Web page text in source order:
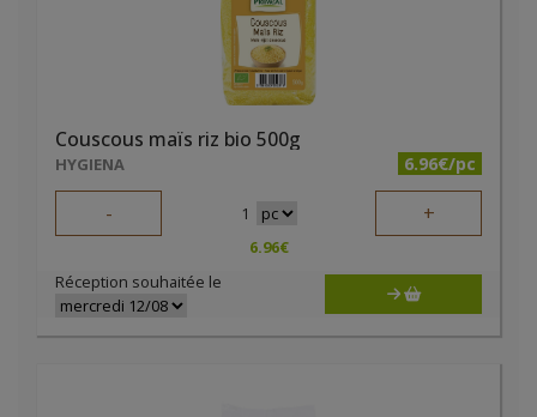
Couscous maïs riz bio 500g
HYGIENA 6.96€/pc
- 1 +
6.96€
Réception souhaitée le